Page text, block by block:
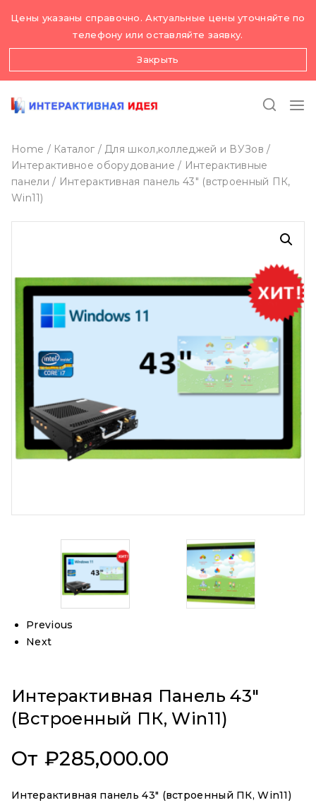
Цены указаны справочно. Актуальные цены уточняйте по
телефону или оставляйте заявку.
Закрыть
Home / Каталог / Для школ,колледжей и ВУЗов /
Интерактивное оборудование / Интерактивные
панели / Интерактивная панель 43″ (встроенный ПК,
Win11)
Previous
Next
Интерактивная Панель 43″
(встроенный ПК, Win11)
От ₽285,000.00
Интерактивная панель 43″ (встроенный ПК, Win11)